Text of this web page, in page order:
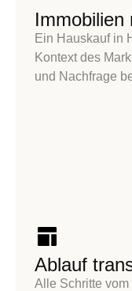
Immobilien
Ein Hauskauf in
Kontext des
und Nachfrage
Ablauf
Alle Schritte